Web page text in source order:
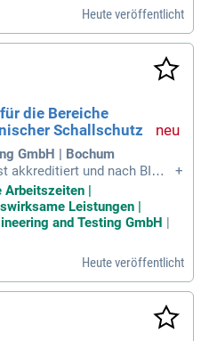
bereitzustellen.Heute veröffentlicht
die Bereiche
Schallschutz
GmbH | Bochum
und nach BImS
Geräusche und Erschütter
bei uns ein Umfeld, in dem
können.
+
Arbeitszeiten |
Leistungen |
and Testing GmbH |
Heute veröffentlicht